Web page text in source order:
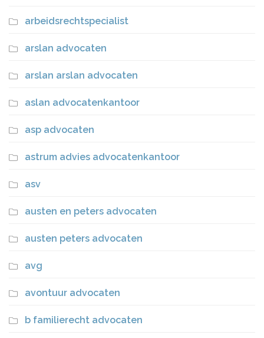
arbeidsrechtspecialist
arslan advocaten
arslan arslan advocaten
aslan advocatenkantoor
asp advocaten
astrum advies advocatenkantoor
asv
austen en peters advocaten
austen peters advocaten
avg
avontuur advocaten
b familierecht advocaten